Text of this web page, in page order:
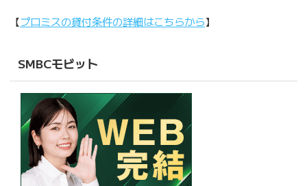
【プロミスの貸付条件の詳細はこちらから】
SMBCモビット